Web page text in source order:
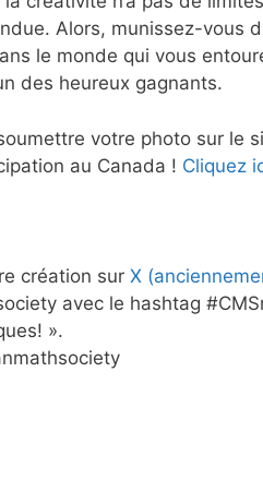
Alors, munissez-vous
le monde qui vous
des heureux gagnants.
votre photo sur
au Canada ! Cliquez
création sur X
avec le hashtag
».